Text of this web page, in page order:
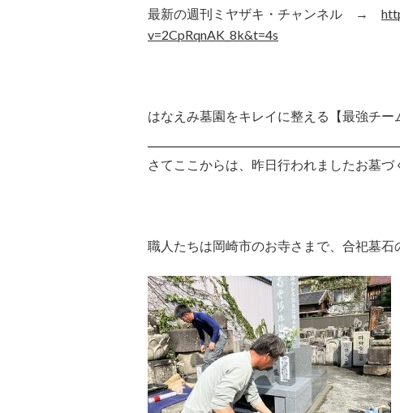
最新の週刊ミヤザキ・チャンネル →
v=2CpRqnAK_8k&t=4s
はなえみ墓園をキレイに整える【最強チー
さてここからは、昨日行われましたお墓づ
職人たちは岡崎市のお寺さまで、合祀墓石